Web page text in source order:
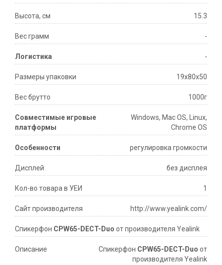
Высота, см 15.3
Вес грамм -
Логистика -
Размеры упаковки 19х80х50
Вес брутто 1000г
Совместимые игровые
платформы
Windows, Mac OS, Linux,
Chrome OS
Особенности регулировка громкости
Дисплей без дисплея
Кол-во товара в УЕИ 1
Сайт производителя http://www.yealink.com/
Спикерфон CPW65-DECT-Duo от производителя Yealink
Описание Спикерфон CPW65-DECT-Duo от
производителя Yealink